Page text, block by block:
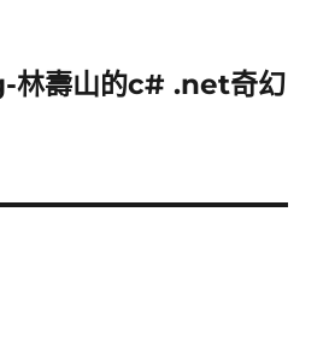
壽山的c# .net奇幻